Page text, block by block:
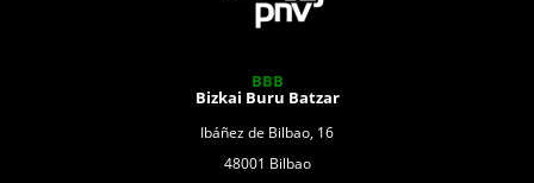
BBB
Bizkai Buru Batzar
Ibáñez de Bilbao, 16
48001 Bilbao